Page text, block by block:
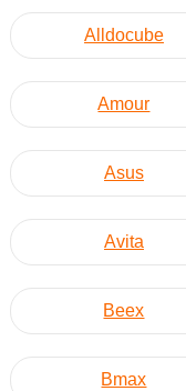
Alldocube
Amour
Asus
Avita
Beex
Bmax